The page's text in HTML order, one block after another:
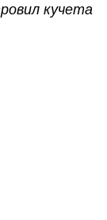
кучета